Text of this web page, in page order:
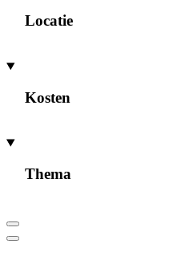
Locatie
Kosten
Thema